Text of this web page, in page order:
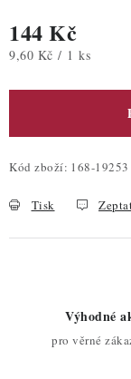
144 Kč
Měrná cena:
9,60 Kč / 1 ks
Kód zboží: 168-19253
Tisk
Výhodné
pro věrné